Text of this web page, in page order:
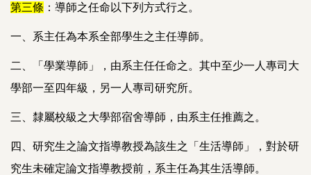
第三條 ：導師之任命以下列方式行之。
一、系主任為本系全部學生之主任導師。
二、「學業導師」，由系主任任命之。其中至少一人專司大
學部一至四年級，另一人專司研究所。
三、隸屬校級之大學部宿舍導師，由系主任推薦之。
四、研究生之論文指導教授為該生之「生活導師」，對於研
究生未確定論文指導教授前，系主任為其生活導師。